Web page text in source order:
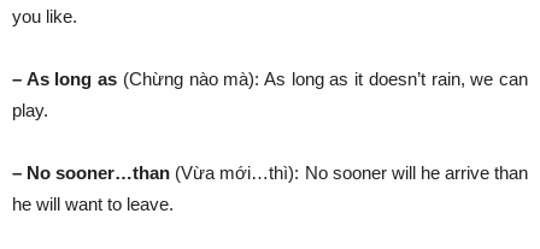
you like.
– As long as (Chừng nào mà): As long as it doesn’t rain, we can
play.
– No sooner…than (Vừa mới…thì): No sooner will he arrive than
he will want to leave.